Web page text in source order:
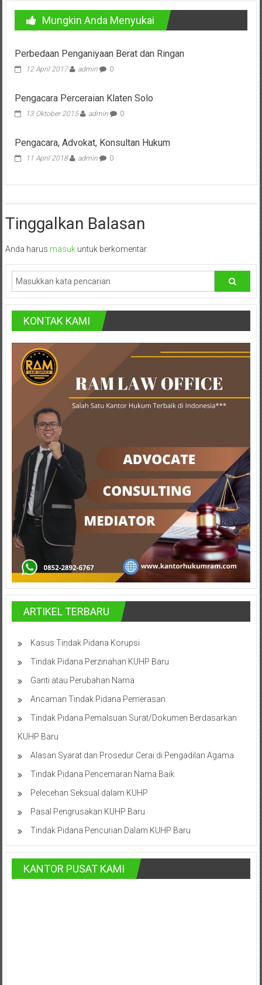
Demak,
Kudus,
Depok,
Sorong,
Papua,
Bekasi,
Pengacara
Pajak,
Perusahaan,
Kantor
Hukum
/
LBH,
Law
Office
Law
Firm
Kantor
Pengacara
Jogja,
Lawyer,
Advokat,
Pengacara
Perceraian
Sleman,
Bantul,
Wonosari,
Wates,
Magelang,
Jakarta,
Bali,
Surabaya,
Sukoharjo,
Mungkid,
Purworejo,
Istimewa
Yogyakarta,
Makassar,
Salatiga,
Ungaran,
Pontianak,
Mungkin Anda Menyukai
Perbedaan Penganiyaan Berat dan Ringan
12 April 2017 admin 0
Pengacara Perceraian Klaten Solo
13 Oktober 2015 admin 0
Pengacara, Advokat, Konsultan Hukum
11 April 2018 admin 0
Tinggalkan Balasan
Anda harus masukuntuk berkomentar.
KONTAK KAMI
ARTIKEL TERBARU
Kasus Tindak Pidana Korupsi
Tindak Pidana Perzinahan KUHP Baru
Ganti atau Perubahan Nama
Ancaman Tindak Pidana Pemerasan
Tindak Pidana Pemalsuan Surat/Dokumen Berdasarkan
KUHP Baru
Alasan Syarat dan Prosedur Cerai di Pengadilan Agama
Tindak Pidana Pencemaran Nama Baik
Pelecehan Seksual dalam KUHP
Pasal Pengrusakan KUHP Baru
Tindak Pidana Pencurian Dalam KUHP Baru
KANTOR PUSAT KAMI